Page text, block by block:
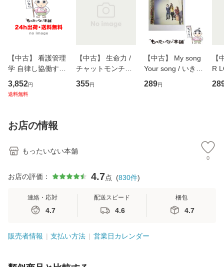
【中古】 看護管理
学 自律し協働する
専門職の看護マネ
ジメントスキル 改
恵 藤本幸三 / 南江
堂 [単行
3,852円
送料無料
【中古】 生命力 /
チャットモンチー /
キューンレコード
[CD]【メール便送
355円
【中古】 My song
Your song / いきも
のがかり / [CD]
【メール便送料無
289円
【
R
産
お店の情報
もったいない本舗
0
お店の評価： 4.7点 (830件)
連絡・応対
4.7
配送スピード
4.6
梱包
4.7
販売者情報 支払い方法 営業日カレンダー